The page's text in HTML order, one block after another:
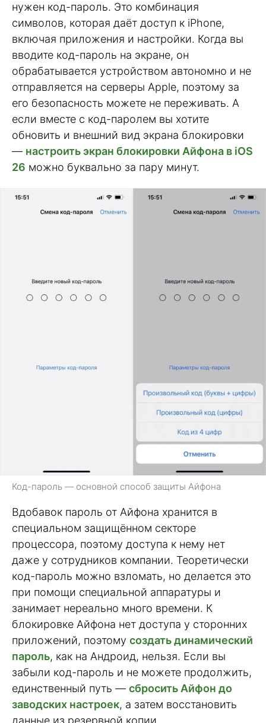
нужен код-пароль. Это комбинация
символов, которая даёт доступ к iPhone,
включая приложения и настройки. Когда вы
вводите код-пароль на экране, он
обрабатывается устройством автономно и не
отправляется на серверы Apple, поэтому за
его безопасность можете не переживать. А
если вместе с код-паролем вы хотите
обновить и внешний вид экрана блокировки
— настроить экран блокировки Айфона в iOS
26 можно буквально за пару минут.
Код-пароль — основной способ защиты Айфона
Вдобавок пароль от Айфона хранится в
специальном защищённом секторе
процессора, поэтому доступа к нему нет
даже у сотрудников компании. Теоретически
код-пароль можно взломать, но делается это
при помощи специальной аппаратуры и
занимает нереально много времени. К
блокировке Айфона нет доступа у сторонних
приложений, поэтому создать динамический
пароль, как на Андроид, нельзя. Если вы
забыли код-пароль и не можете продолжить,
единственный путь — сбросить Айфон до
заводских настроек, а затем восстановить
данные из резервной копии.